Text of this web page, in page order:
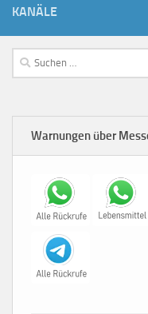
KANÄLE
Suchen
nach:
Warnungen über